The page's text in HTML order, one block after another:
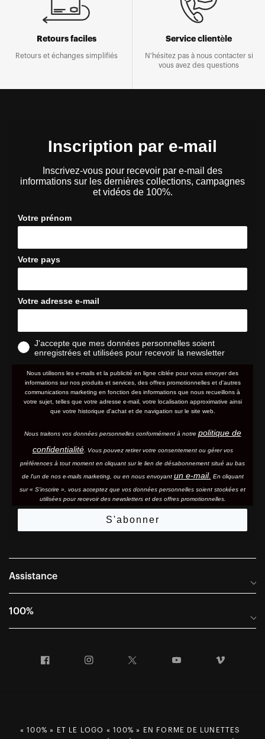
Retours faciles
Retours et échanges simplifiés
Service clientèle
N'hésitez pas à nous contacter si
vous avez des questions
Inscription par e-mail
Inscrivez-vous pour recevoir par e-mail des
informations sur les dernières collections, campagnes
et vidéos de 100%.
Votre prénom
Votre pays
Votre adresse e-mail
J'accepte que mes données personnelles soient
enregistrées et utilisées pour recevoir la newsletter
Nous utilisons les e-mails et la publicité en ligne ciblée pour vous envoyer des
informations sur nos produits et services, des offres promotionnelles et d'autres
communications marketing en fonction des informations que nous recueillons à
votre sujet, telles que votre adresse e-mail, votre localisation approximative ainsi
que votre historique d'achat et de navigation sur le site web.
Nous traitons vos données personnelles conformément à notre politique de
confidentialité. Vous pouvez retirer votre consentement ou gérer vos
préférences à tout moment en cliquant sur le lien de désabonnement situé au bas
de l'un de nos e-mails marketing, ou en nous envoyant un e-mail. En cliquant
sur « S'inscrire », vous acceptez que vos données personnelles soient stockées et
utilisées pour recevoir des newsletters et des offres promotionnelles.
S'abonner
Assistance
Foire aux questions
Conditions générales de vente
100%
Informations sur l'entreprise
du RGPD
Facebook Instagram YouTube
« 100% » ET LE LOGO « 100% » EN FORME DE LUNETTES